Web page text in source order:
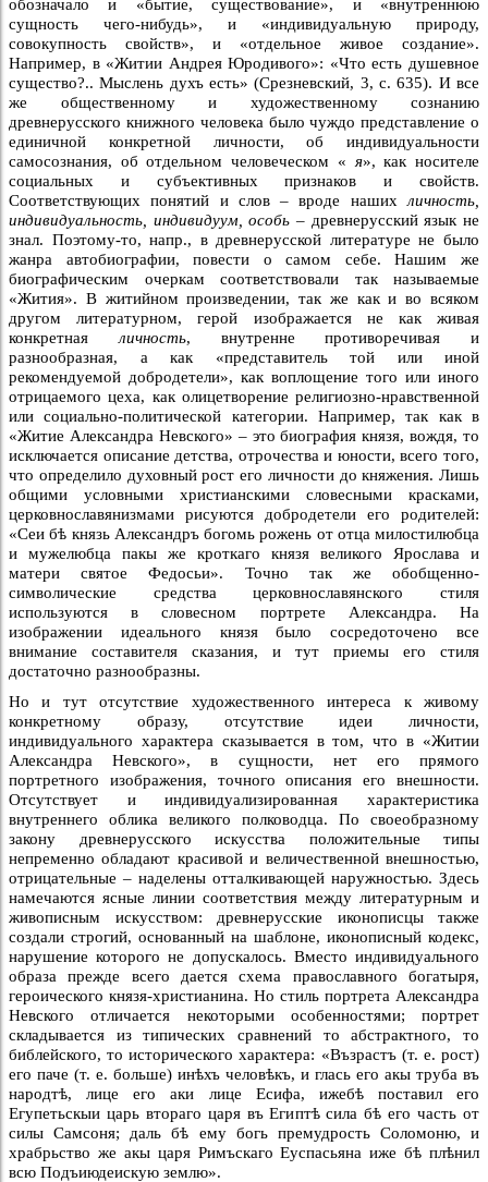
обозначало и «бытие, существование», и «внутреннюю
сущность чего-нибудь», и «индивидуальную природу,
совокупность свойств», и «отдельное живое создание».
Например, в «Житии Андрея Юродивого»: «Что есть душевное
существо?.. Мыслень духъ есть» (Срезневский, 3, с. 635). И все
же общественному и художественному сознанию
древнерусского книжного человека было чуждо представление о
единичной конкретной личности, об индивидуальности
самосознания, об отдельном человеческом « я», как носителе
социальных и субъективных признаков и свойств.
Соответствующих понятий и слов – вроде наших личность,
индивидуальность, индивидуум, особь – древнерусский язык не
знал. Поэтому-то, напр., в древнерусской литературе не было
жанра автобиографии, повести о самом себе. Нашим же
биографическим очеркам соответствовали так называемые
«Жития». В житийном произведении, так же как и во всяком
другом литературном, герой изображается не как живая
конкретная личность, внутренне противоречивая и
разнообразная, а как «представитель той или иной
рекомендуемой добродетели», как воплощение того или иного
отрицаемого цеха, как олицетворение религиозно-нравственной
или социально-политической категории. Например, так как в
«Житие Александра Невского» – это биография князя, вождя, то
исключается описание детства, отрочества и юности, всего того,
что определило духовный рост его личности до княжения. Лишь
общими условными христианскими словесными красками,
церковнославянизмами рисуются добродетели его родителей:
«Сеи бѣ князь Александръ богомь рожень от отца милостилюбца
и мужелюбца пакы же кроткаго князя великого Ярослава и
матери святое Федосьи». Точно так же обобщенно-
символические средства церковнославянского стиля
используются в словесном портрете Александра. На
изображении идеального князя было сосредоточено все
внимание составителя сказания, и тут приемы его стиля
достаточно разнообразны.
Но и тут отсутствие художественного интереса к живому
конкретному образу, отсутствие идеи личности,
индивидуального характера сказывается в том, что в «Житии
Александра Невского», в сущности, нет его прямого
портретного изображения, точного описания его внешности.
Отсутствует и индивидуализированная характеристика
внутреннего облика великого полководца. По своеобразному
закону древнерусского искусства положительные типы
непременно обладают красивой и величественной внешностью,
отрицательные – наделены отталкивающей наружностью. Здесь
намечаются ясные линии соответствия между литературным и
живописным искусством: древнерусские иконописцы также
создали строгий, основанный на шаблоне, иконописный кодекс,
нарушение которого не допускалось. Вместо индивидуального
образа прежде всего дается схема православного богатыря,
героического князя-христианина. Но стиль портрета Александра
Невского отличается некоторыми особенностями; портрет
складывается из типических сравнений то абстрактного, то
библейского, то исторического характера: «Възрастъ (т. е. рост)
его паче (т. е. больше) инѣхъ человѣкъ, и глась его акы труба въ
народтѣ, лице его аки лице Есифа, ижебѣ поставил его
Егупетьскыи царь втораго царя въ Египтѣ сила бѣ его часть от
силы Самсоня; даль бѣ ему богь премудрость Соломоню, и
храбрьство же акы царя Римъскаго Еуспасьяна иже бѣ плѣнил
всю Подъиюдеискую землю».